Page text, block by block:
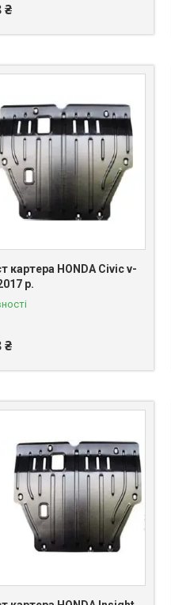
₴
картера HONDA Civic v-
р.
₴